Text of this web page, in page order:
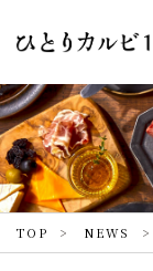
TOP NEWS